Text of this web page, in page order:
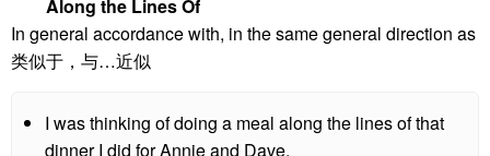
Along the Lines Of
In general accordance with, in the same general direction as
类似于，与…近似
I was thinking of doing a meal along the lines of that
dinner I did for Annie and Dave.